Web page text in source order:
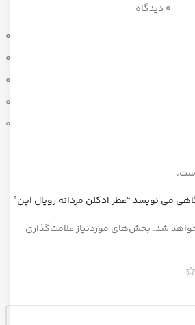
0 دیدگاه
0
0
0
0
0
می نویسد “عطر ادکلن مردانه رویال اپن”
شد. بخش‌های موردنیاز علامت‌گذاری